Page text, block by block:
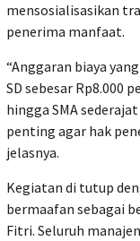
mensosialisasikan
penerima manfaat.
“Anggaran biaya
SD sebesar Rp8.000
hingga SMA
penting agar hak
jelasnya.
Kegiatan di tutup
bermaafan sebagai
Fitri. Seluruh